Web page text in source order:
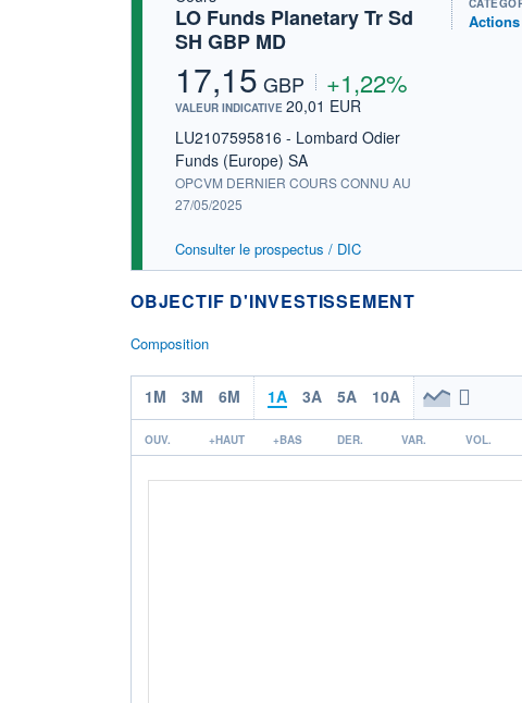
LO Funds Planetary Tr Sd
SH GBP MD
17,15 GBP +1,22%
VALEUR INDICATIVE 20,01 EUR
LU2107595816 - Lombard Odier
Funds (Europe) SA
OPCVM DERNIER COURS CONNU AU
27/05/2025
Consulter le prospectus / DIC
OBJECTIF D'INVESTISSEMENT
Composition
1M 3M 6M 1A 3A 5A 10A
OUV. +HAUT +BAS DER. VAR. VOL.